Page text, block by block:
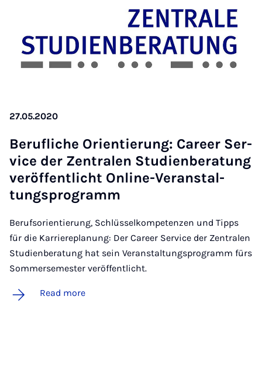
27.05.2020
Beru­f­liche Ori­entier­ung: Ca­reer Ser­
vice der Zen­t­ralen Stud­i­en­ber­a­tung
ver­öf­fent­licht On­line-Ver­an­stal­
tung­s­pro­gramm
Berufsorientierung, Schlüsselkompetenzen und Tipps
für die Karriereplanung: Der Career Service der Zentralen
Studienberatung hat sein Veranstaltungsprogramm fürs
Sommersemester veröffentlicht.
Read more